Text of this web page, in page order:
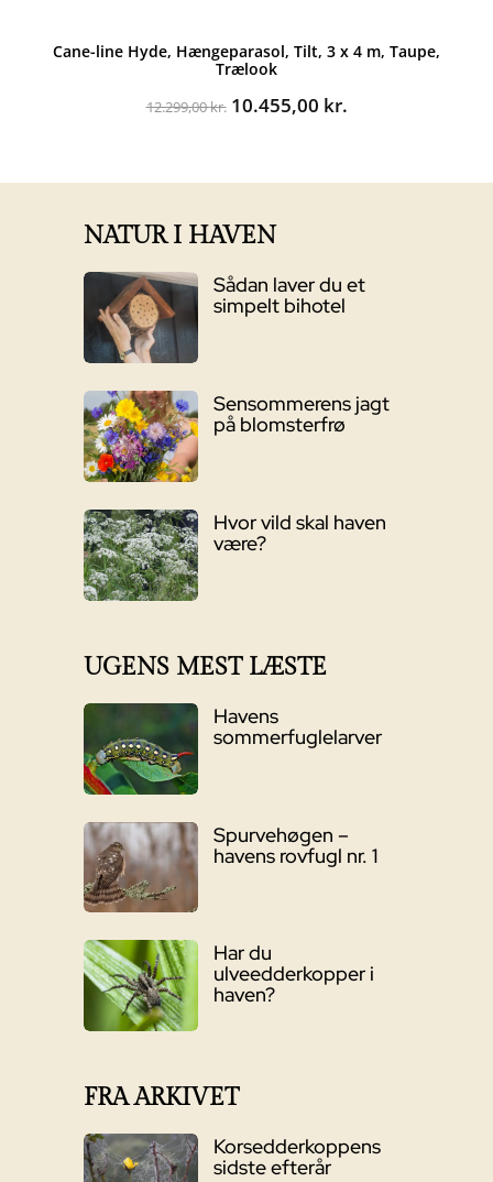
Cane-line Hyde, Hængeparasol, Tilt, 3 x 4 m, Taupe,
Trælook
12.299,00kr. Den
10.455,00 kr.Den
NATUR I HAVEN
Sådan laver du et
simpelt bihotel
Sensommerens jagt
på blomsterfrø
Hvor vild skal haven
være?
UGENS MEST LÆSTE
Havens
sommerfuglelarver
Spurvehøgen –
havens rovfugl nr. 1
Har du
ulveedderkopper i
haven?
FRA ARKIVET
Korsedderkoppens
sidste efterår